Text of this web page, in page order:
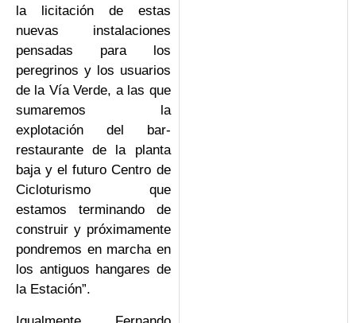
la licitación de estas
nuevas instalaciones
pensadas para los
peregrinos y los usuarios
de la Vía Verde, a las que
sumaremos la
explotación del bar-
restaurante de la planta
baja y el futuro Centro de
Cicloturismo que
estamos terminando de
construir y próximamente
pondremos en marcha en
los antiguos hangares de
la Estación”.